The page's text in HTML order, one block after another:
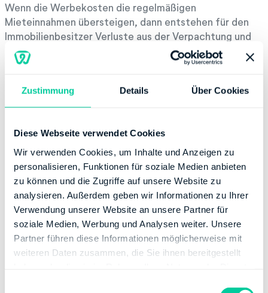
Zustimmung Details Über Cookies
Diese Webseite verwendet Cookies
Wir verwenden Cookies, um Inhalte und Anzeigen zu
personalisieren, Funktionen für soziale Medien anbieten
zu können und die Zugriffe auf unsere Website zu
analysieren. Außerdem geben wir Informationen zu Ihrer
Verwendung unserer Website an unsere Partner für
soziale Medien, Werbung und Analysen weiter. Unsere
Partner führen diese Informationen möglicherweise mit
weiteren Daten zusammen, die Sie ihnen bereitgestellt
Wenn die Werbekosten die regelmäßigen
Mieteinnahmen übersteigen, dann entstehen für den
Immobilienbesitzer Verluste aus der Verpachtung und
Vermietung. Diese können problemlos steuerlich
berücksichtigt werden. So hat der Hauseigentümer
Werbekosten gehören der Erhaltungsaufwand, sonstige
Werbekosten, die Abschreibungen und die
zählen die Geldbeschaffungskosten, die Nebenkosten
und auch die Kreditzinsen.
Der Rat vom Fachmann lohnt sich
Möchte der Immobilienbesitzer mit seinem Wohnkapital
steuerliche Vorteile nutzen, dann gilt es, sich an einen
Fachmann zu wenden. Nur auf diese Weise bewegt sich
der Hauseigentümer stets auf der rechtlich sicheren